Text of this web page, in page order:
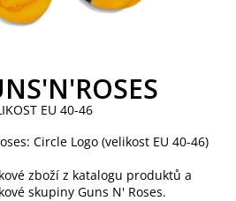
EU 40-46
Circle Logo (velikost EU 40-46)
zboží z katalogu produktů a
skupiny Guns N' Roses.